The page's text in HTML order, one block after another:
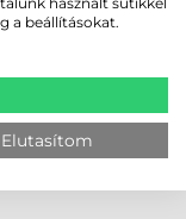
a beállításokat.
Elutasítom